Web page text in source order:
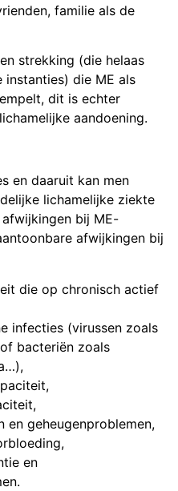
familie als de
strekking (die helaas
die ME als
dit is echter
aandoening.
en daaruit kan men
lichamelijke ziekte
bij ME-
afwijkingen bij
die op chronisch actief
infecties (virussen zoals
bacteriën zoals
en geheugenproblemen,
en